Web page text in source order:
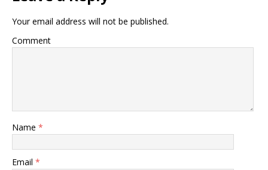
Your email address will not be published.
Comment
Name *
Email *